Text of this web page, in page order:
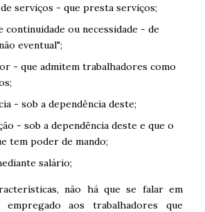
serviços - que presta serviços;
continuidade ou necessidade - de
eventual";
- que admitem trabalhadores como
;
- sob a dependência deste;
- sob a dependência deste e que o
tem poder de mando;
salário;
não há que se falar em
empregado aos trabalhadores que